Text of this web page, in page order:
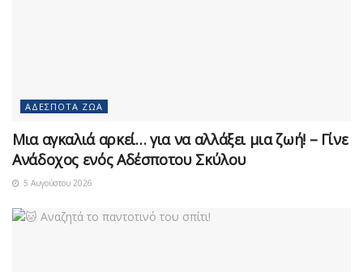
ΑΔΈΣΠΟΤΑ ΖΏΑ
Μια αγκαλιά αρκεί… για να αλλάξει μια ζωή! – Γίνε
Ανάδοχος ενός Αδέσποτου Σκύλου
5 Αυγούστου 2026